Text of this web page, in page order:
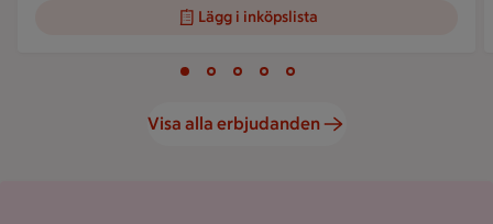
Lägg i inköpslista
Bild 1 av 5
Bild 2 av 5
Bild 3 av 5Bild 4 av 5
Visa alla erbjudanden